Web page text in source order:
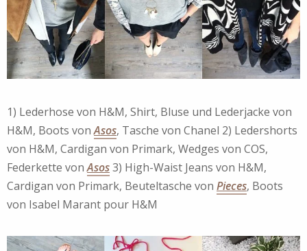
1) Lederhose von H&M, Shirt, Bluse und Lederjacke von
H&M, Boots vonAsos, Tasche von Chanel 2) Ledershorts
von H&M, Cardigan von Primark, Wedges von COS,
Federkette vonAsos3) High-Waist Jeans von H&M,
Cardigan von Primark, Beuteltasche von Pieces, Boots
von Isabel Marant pour H&M